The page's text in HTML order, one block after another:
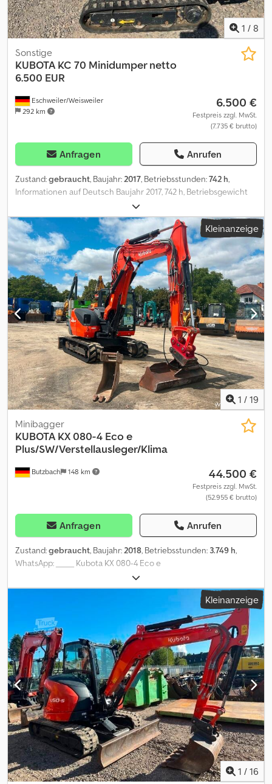
1 / 8
Eschweiler/Weisweiler
292 km
Sonstige
KUBOTA KC 70 Minidumper netto
6.500 EUR
6.500 €
Festpreis zzgl. MwSt.
(7.735 € brutto)
Anfragen Anrufen
Zustand:gebraucht, Baujahr:2017, Betriebsstunden:742 h,
Informationen auf Deutsch Baujahr 2017, 742 h, Betriebsgewicht
580 kg, Motorleistung 7 kW, Nutzlast 500 kg, Frontkippmulde,
Schnellgang, Breite 780 mm, Zwischenverkauf und Irrtümer
vorbehalten Weitere Informationen Typ: Muldenfahrzeug
Leistung: 29 kW (40 PS) CE-Kennzeichnung: ja Dedpfx Aezq N
Amsa Tjck Zahl der Eigentümer: 1 Allgemeiner Zustand: gut
Technischer Zustand: gut Optischer Zustand: gut Wenden Sie
sich an Philip Müller , , p-), um weitere Informationen zu erhalten.--
--Information in English Type: Dumper Power: 29 kW (40 HP) CE
mark: yes Number of owners: 1 General condition: good Technical
condition: good Visual appearance: good Rental currency: EUR
Please contact Philip Müller , , p-) for more information
Kleinanzeige
1 / 19
Butzbach 148 km
Minibagger
KUBOTA KX 080-4 Eco e
Plus/SW/Verstellausleger/Klima
44.500 €
Festpreis zzgl. MwSt.
(52.955 € brutto)
Anfragen Anrufen
Zustand:gebraucht, Baujahr:2018, Betriebsstunden: 3.749 h,
WhatsApp: _____ Kubota KX 080-4 Eco e
Plus/SW/Verstellausleger/Schwenkarm ? Hersteller: Kubota ? Typ:
KX 080-4 ? Baujahr: 2018 ? Betriebsstunden: 3749 Std ? Leistung:
46,5 Kw/ 63 Ps ? Motor: ? Fahrgeschwindigkeit 2,7-4,8 km/h ?
Hydraulischen Schnellwechsler MS08 ? Schwenkarm ?
Schwenklöffel 150 cm ? Tieflöffel 30 cm ? Grabtiefe: 4,60 Meter ?
Löffelstiel L: 2,10 Meter ? Hammer, Greifer, Schere Hydraulik ?
Transportlänge: 6,45 m ? Transportbreite: 2,20 m ? Transporthöhe:
2,54 m ? Schnell Langsam gang ? Motor: Kubota 4 Zylinder Diesel ?
Klimaanlage ? Planierschild ? Überlastwarnsystem ?
Gesamtgewicht: 8835 kg ? Deutsche Maschinen ? Sofort
einsatzbereit _____ Dsdpezn D T Ujfx Aa Tock You also can have
the description in another language by email ? Unser Service ? ? -
Ausfuhr-Erklärung-Zoll-Anmeldung-gelbe Kurzzeitkennzeichen-
rote Zollkennzeichen. ? - Ankauf ihrer gebrauchten Baumaschine
oder Nutzfahrzeuges ? - wir helfen ihnen bei der Finanzierung ? -
wir bieten ihnen Transport Lösungen ? - Besichtigung und
Vorführung der Maschinen von Mo-Fr 9.00-17.00Uhr (Samstag nur
Kleinanzeige
1 / 16